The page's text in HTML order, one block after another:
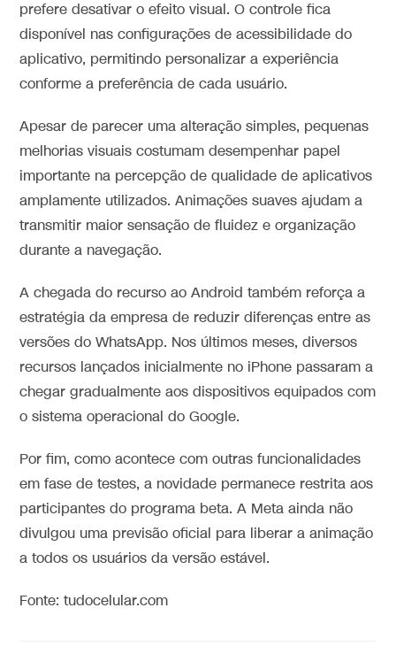
prefere desativar o efeito visual. O controle fica
disponível nas configurações de acessibilidade do
aplicativo, permitindo personalizar a experiência
conforme a preferência de cada usuário.
Apesar de parecer uma alteração simples, pequenas
melhorias visuais costumam desempenhar papel
importante na percepção de qualidade de aplicativos
amplamente utilizados. Animações suaves ajudam a
transmitir maior sensação de fluidez e organização
durante a navegação.
A chegada do recurso ao Android também reforça a
estratégia da empresa de reduzir diferenças entre as
versões do WhatsApp. Nos últimos meses, diversos
recursos lançados inicialmente no iPhone passaram a
chegar gradualmente aos dispositivos equipados com
o sistema operacional do Google.
Por fim, como acontece com outras funcionalidades
em fase de testes, a novidade permanece restrita aos
participantes do programa beta. A Meta ainda não
divulgou uma previsão oficial para liberar a animação
a todos os usuários da versão estável.
Fonte: tudocelular.com